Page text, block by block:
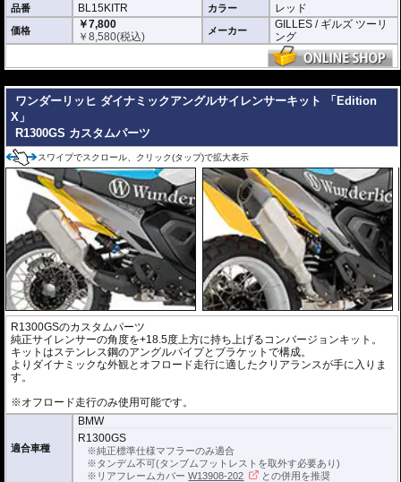
品番 BL15KITR カラー レッド
価格
￥7,800
￥8,580(税込) メーカー
GILLES / ギルズ ツーリ
ング
ワンダーリッヒ ダイナミックアングルサイレンサーキット 「Edition
X」
R1300GS カスタムパーツ
スワイプでスクロール、クリック(タップ)で拡大表示
R1300GSのカスタムパーツ
純正サイレンサーの角度を+18.5度上方に持ち上げるコンバージョンキット。
キットはステンレス鋼のアングルパイプとブラケットで構成。
よりダイナミックな外観とオフロード走行に適したクリアランスが手に入りま
す。
※オフロード走行のみ使用可能です。
適合車種
BMW
R1300GS
※純正標準仕様マフラーのみ適合
※タンデム不可(タンブムフットレストを取外す必要あり)
※リアフレームカバーW13908-202
との併用を推奨